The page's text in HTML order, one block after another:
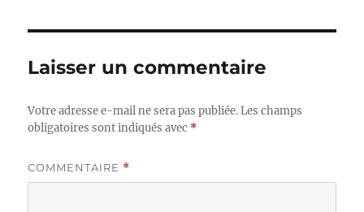
Laisser un commentaire
Votre adresse e-mail ne sera pas publiée. Les champs
obligatoires sont indiqués avec *
COMMENTAIRE *